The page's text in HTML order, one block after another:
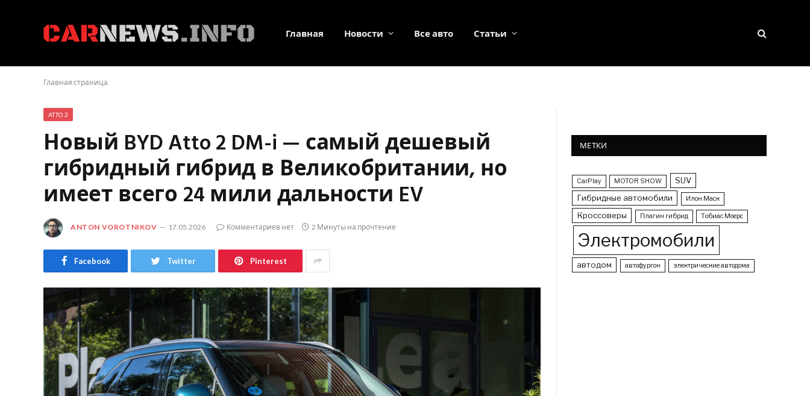
Главная Новости Все авто Статьи
Главная страница
ATTO 2
Новый BYD Atto 2 DM-i — самый дешевый
гибридный гибрид в Великобритании, но
имеет всего 24 мили дальности EV
ANTON VOROTNIKOV 17.05.2026 Комментариев нет 2 Минуты на прочтение
Facebook Twitter Pinterest
МЕТКИ
CarPlay MOTOR SHOW
SUV
Гибридные автомобили
Илон Маск
Кроссоверы Плагин гибрид Тобиас Моерс
Электромобили
автодом автофургон электрические автодома